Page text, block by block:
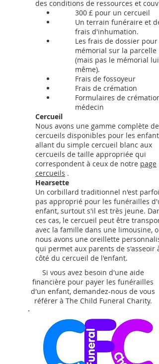
des conditions de ressources et
300 £ pour un cercueil
Un terrain funéraire et
frais d'inhumation.
Les frais de dossier pour
mémorial sur la parcelle
(mais pas le mémorial lui-
même).
Frais de fossoyeur
Frais de crémation
Formulaires de crémation
médecin
Cercueil
Nous avons une gamme complète de
cercueils disponibles pour les enfants,
allant du simple cercueil blanc aux
cercueils de taille appropriée qui
correspondent à ceux de notre page
cercueils .
Hearsette
Un corbillard traditionnel n'est parfois
pas approprié pour les funérailles
enfant, surtout s'il est très jeune.
ces cas, le cercueil peut être
avec la famille dans une limousine, ou
nous avons une oreillette
qui permet aux parents de s'asseoir à
côté du cercueil de l'enfant.
Si vous avez besoin d'une aide
financière pour payer les funérailles
d'un enfant, demandez-nous de vous
référer à The Child Funeral Charity.